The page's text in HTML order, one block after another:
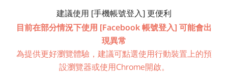
建議使用 [手機帳號登入] 更便利
目前在部分情況下使用 [Facebook 帳號登入] 可能會出
現異常
為提供更好瀏覽體驗，建議可點選使用行動裝置上的預
設瀏覽器或使用Chrome開啟。